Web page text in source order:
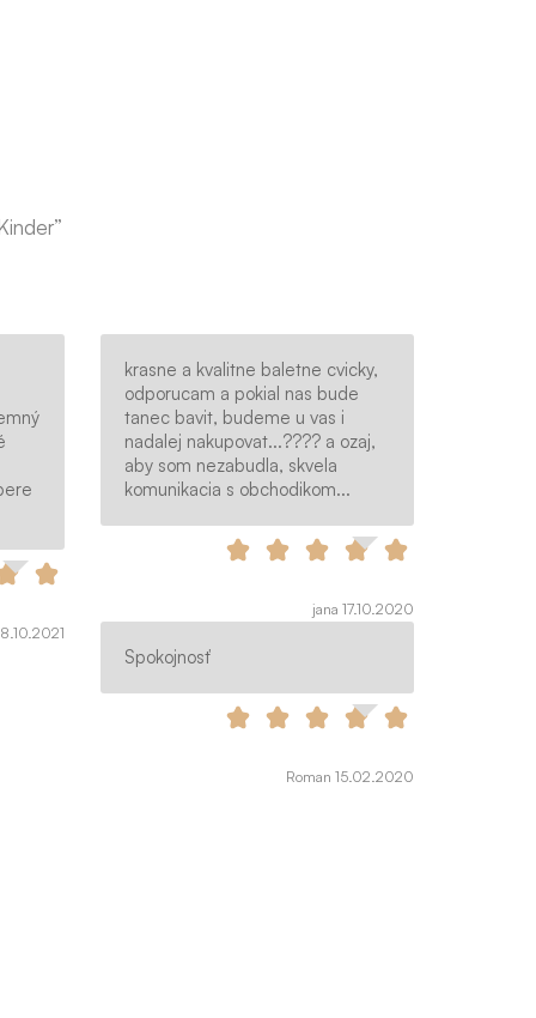
krasne a kvalitne baletne cvicky,
odporucam a pokial nas bude
tanec bavit, budeme u vas i
nadalej nakupovat...???? a ozaj,
aby som nezabudla, skvela
komunikacia s obchodikom...
jana 17.10.2020
Spokojnosť
Roman 15.02.2020